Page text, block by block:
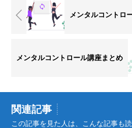
メンタルコントロ
メンタルコントロール講座まとめ
関連記事
この記事を見た人は、こんな記事も読